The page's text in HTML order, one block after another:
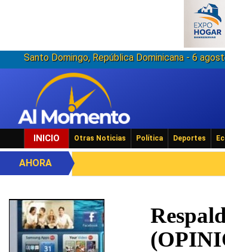
Santo Domingo, República Dominicana - 6
INICIO Otras Noticias Política Deportes
AHORA